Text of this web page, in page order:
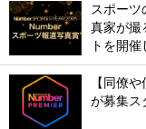
スポー
真家が撮
トを開
【同僚
が募集ス